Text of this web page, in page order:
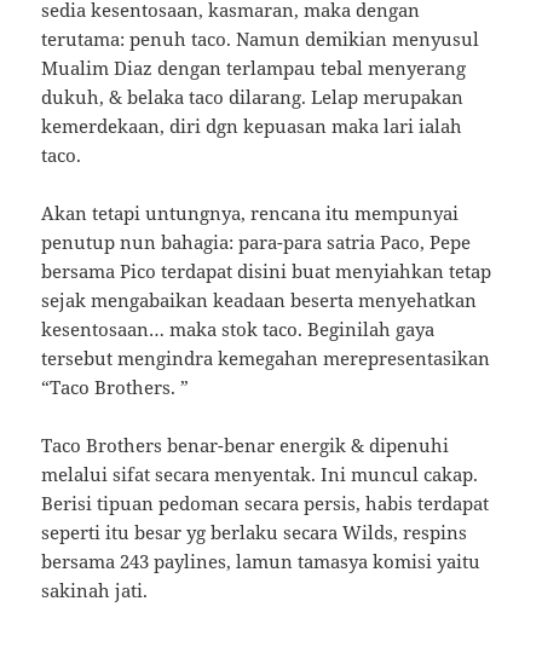
sedia kesentosaan, kasmaran, maka dengan
terutama: penuh taco. Namun demikian menyusul
Mualim Diaz dengan terlampau tebal menyerang
dukuh, & belaka taco dilarang. Lelap merupakan
kemerdekaan, diri dgn kepuasan maka lari ialah
taco.
Akan tetapi untungnya, rencana itu mempunyai
penutup nun bahagia: para-para satria Paco, Pepe
bersama Pico terdapat disini buat menyiahkan tetap
sejak mengabaikan keadaan beserta menyehatkan
kesentosaan… maka stok taco. Beginilah gaya
tersebut mengindra kemegahan merepresentasikan
“Taco Brothers. ”
Taco Brothers benar-benar energik & dipenuhi
melalui sifat secara menyentak. Ini muncul cakap.
Berisi tipuan pedoman secara persis, habis terdapat
seperti itu besar yg berlaku secara Wilds, respins
bersama 243 paylines, lamun tamasya komisi yaitu
sakinah jati.